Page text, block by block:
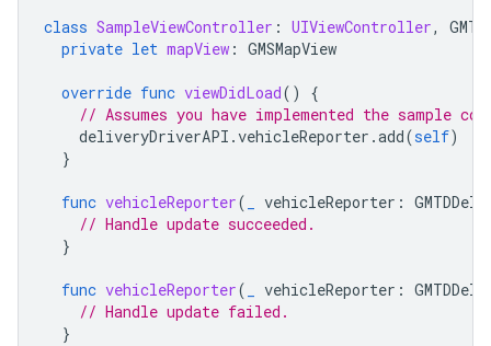
class SampleViewController : UIViewController,
private let mapView : GMSMapView
override func viewDidLoad()
{
// Assumes you have implemented the sample
deliveryDriverAPI .vehicleReporter .add(self)
}
func vehicleReporter( vehicleReporter :
// Handle update succeeded.
}
func vehicleReporter( vehicleReporter :
// Handle update failed.
}